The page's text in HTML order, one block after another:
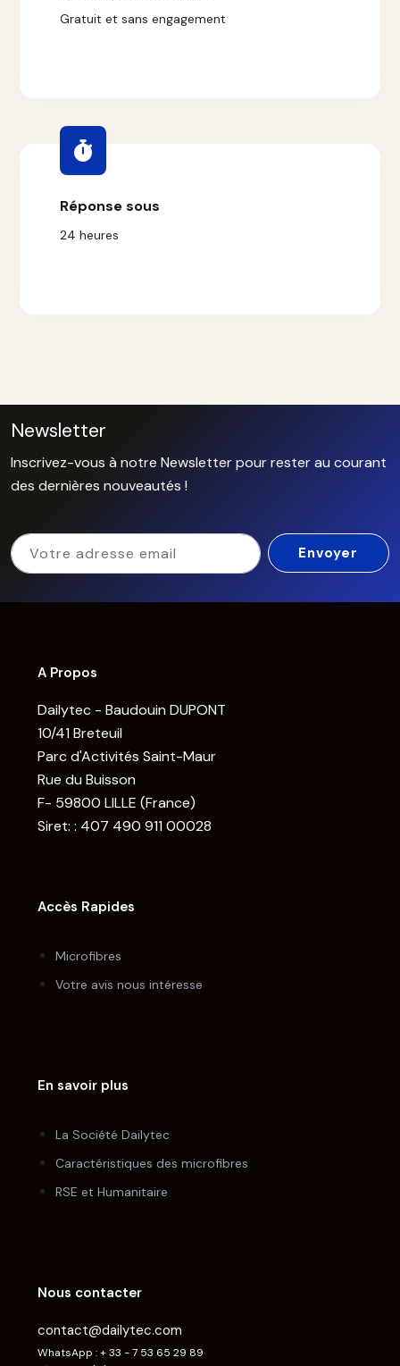
Gratuit et sans engagement
Réponse sous
24 heures
Newsletter
Inscrivez-vous à notre Newsletter pour rester au courant
des dernières nouveautés !
A Propos
Dailytec - Baudouin DUPONT
10/41 Breteuil
Parc d'Activités Saint-Maur
Rue du Buisson
F- 59800 LILLE (France)
Siret: : 407 490 911 00028
Accès Rapides
Microfibres
Votre avis nous intéresse
En savoir plus
La Société Dailytec
Caractéristiques des microfibres
RSE et Humanitaire
Nous contacter
contact@dailytec.com
WhatsApp : + 33 - 7 53 65 29 89